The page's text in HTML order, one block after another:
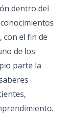
dentro del
con el fin de
de los
parte la